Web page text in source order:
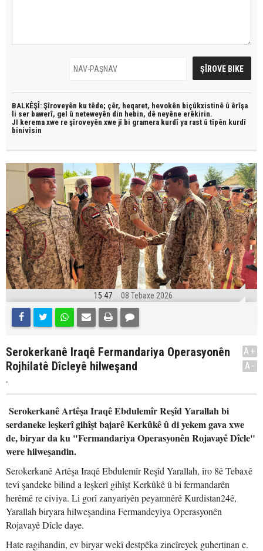
BALKÊŞÎ: Şîroveyên ku têde; çêr, heqaret, hevokên biçûkxistinê û êrîşa
li ser bawerî, gel û neteweyên din hebin, dê neyêne erêkirin.
JI kerema xwe re şîroveyên xwe jî bi gramera kurdî ya rast û tîpên kurdî
binivîsin
15:47 08 Tebaxe 2026
Serokerkanê Iraqê Fermandariya Operasyonên
Rojhilatê Dîcleyê hilweşand
.
A+
A-
Serokerkanê Artêşa Iraqê Ebdulemîr Reşîd Yarallah bi
serdaneke leşkerî gihîşt bajarê Kerkûkê û di yekem gava xwe
de, biryar da ku "Fermandariya Operasyonên Rojavayê Dîcle"
were hilweşandin.
Serokerkanê Artêşa Iraqê Ebdulemîr Reşîd Yarallah, îro 8ê Tebaxê
tevî şandeke bilind a leşkerî gihîşt Kerkûkê û bi fermandarên
herêmê re civiya. Li gorî zanyariyên peyamnêrê Kurdistan24ê,
Yarallah biryara hilweşandina Fermandeyiya Operasyonên
Rojavayê Dîcle daye.
Hate ragihandin, ev biryar wekî destpêka zincîreyek guhertinan e.